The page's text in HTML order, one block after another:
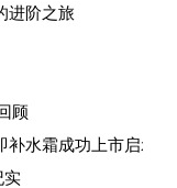
花的进阶之旅
顾
水霜成功上市启示录
实